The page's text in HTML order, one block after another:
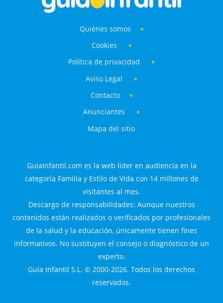
Quiénes somos
Cookies
Política de privacidad
Aviso Legal
Contacto
Anunciantes
Mapa del sitio
GuiaInfantil.com es la web líder en audiencia en la
categoría Familia y Estilo de Vida con 14 millones de
visitantes al mes.
Descargo de responsabilidades: Aunque nuestros
contenidos están realizados o verificados por profesionales
de la salud y la educación, únicamente tienen fines
informativos. No sustituyen el consejo o diagnóstico de un
experto.
Guía Infantil S.L. © 2000-2026. Todos los derechos
reservados.